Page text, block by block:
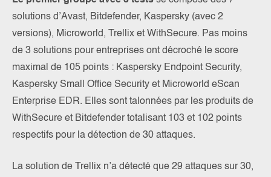
solutions d’Avast, Bitdefender, Kaspersky (avec 2
versions), Microworld, Trellix et WithSecure. Pas moins
de 3 solutions pour entreprises ont décroché le score
maximal de 105 points : Kaspersky Endpoint Security,
Kaspersky Small Office Security et Microworld eScan
Enterprise EDR. Elles sont talonnées par les produits de
WithSecure et Bitdefender totalisant 103 et 102 points
respectifs pour la détection de 30 attaques.
La solution de Trellix n’a détecté que 29 attaques sur 30,